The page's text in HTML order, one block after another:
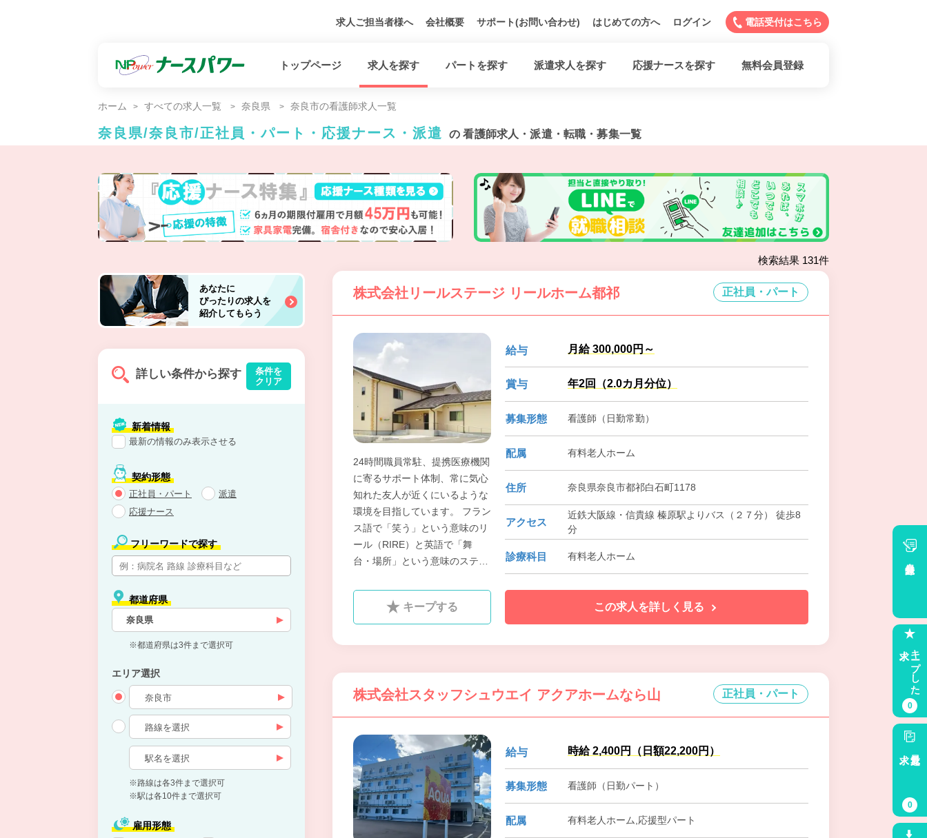
求人ご担当者様へ 会社概要 サポート(お問い合わせ) はじめての方へ ログイン 電話受付はこちら
トップページ 求人を探す パートを探す 派遣求人を探す 応援ナースを探す 無料会員登録
ホーム すべての求人一覧 奈良県 奈良市の看護師求人一覧
奈良県/奈良市/正社員・パート・応援ナース・派遣 の 看護師求人・派遣・転職・募集一覧
検索結果 131件
株式会社リールステージ リールホーム都祁 正社員・パート
24時間職員常駐、提携医療機関
に寄るサポート体制、常に気心
知れた友人が近くにいるような
環境を目指しています。 フラン
ス語で「笑う」という意味のリ
ール（RIRE）と英語で「舞
台・場所」という意味のステー
通り、私達の存在が関わる全て
の人にとって「笑いの場」であ
り続けたいと考えます。
給与 月給 300,000円～
賞与 年2回（2.0カ月分位）
募集形態 看護師（日勤常勤）
配属 有料老人ホーム
住所 奈良県奈良市都祁白石町1178
アクセス
近鉄大阪線・信貴線 榛原駅よりバス（２７分） 徒歩8
分
診療科目 有料老人ホーム
キープする この求人を詳しく見る
株式会社スタッフシュウエイ アクアホームなら山 正社員・パート
給与 時給 2,400円（日額22,200円）
募集形態 看護師（日勤パート）
配属 有料老人ホーム,応援型パート
あなたに
ぴったりの求人を
紹介してもらう
詳しい条件から探す
条件を
クリア
新着情報
最新の情報のみ表示させる
契約形態
正社員・パート
派遣
応援ナース
フリーワードで探す
都道府県
奈良県
※都道府県は3件まで選択可
エリア選択
※路線は各3件まで選択可
※駅は各10件まで選択可
雇用形態
キープした
0
最近見た
0